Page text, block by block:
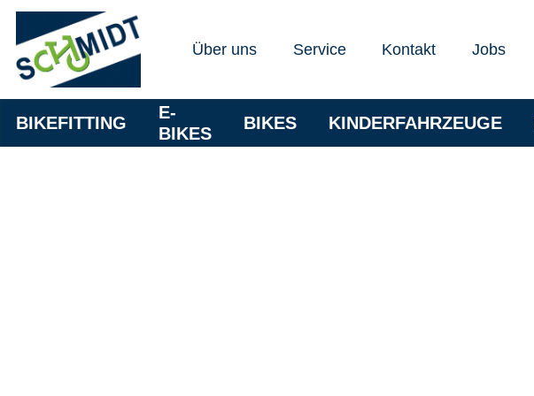
Über uns Service Kontakt Jobs
BIKEFITTING
E-
BIKES
BIKES KINDERFAHRZEUGE